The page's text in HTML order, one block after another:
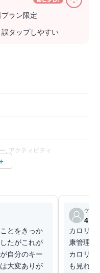
ラン限定
タップしやすい
, アクティビティ
とをきっか
たがこれが
自分のキー
大変ありが
ゲス
4
カロリー
康管理に
カロリー
も見れ